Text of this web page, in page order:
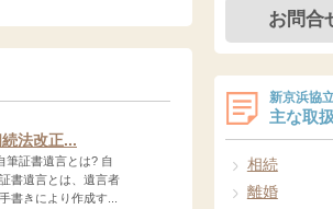
法改正...
筆証書遺言とは? 自
書遺言とは、遺言者
書きにより作成す...
お問合
新京浜協
主な取
相続
離婚